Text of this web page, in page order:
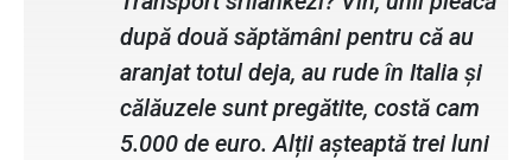
după două săptămâni pentru că au
aranjat totul deja, au rude în Italia și
călăuzele sunt pregătite, costă cam
5.000 de euro. Alții așteaptă trei luni